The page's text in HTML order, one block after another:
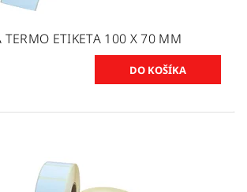
TERMO ETIKETA 100 X 70 MM